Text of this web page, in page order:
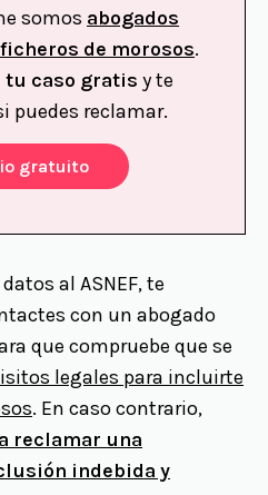
somos abogados
de morosos.
tu caso gratis y te
puedes reclamar.
gratuito
al ASNEF, te
con un abogado
que compruebe que se
legales para incluirte
. En caso contrario,
reclamar una
indebida y